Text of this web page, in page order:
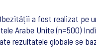
a fost realizat pe
Arabe Unite (n=500)
rezultatele globale se